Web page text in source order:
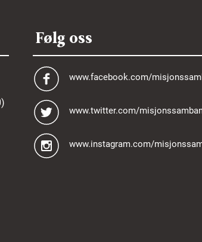
Følg oss
www.facebook.com/
www.twitter.com/
www.instagram.com/